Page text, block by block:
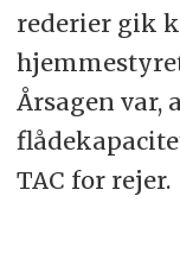
rederier gik
Årsagen var,
TAC for rejer.